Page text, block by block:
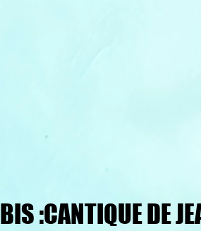
BIS :CANTIQUE DE
BIS :CANTIQUE DE